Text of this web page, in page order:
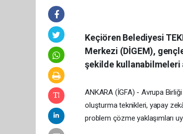
Keçiören Belediyesi
Merkezi (DİGEM),
şekilde kullanabilmeleri
ANKARA (İGFA) - Avrupa
oluşturma teknikleri, yapay
problem çözme yaklaşımları